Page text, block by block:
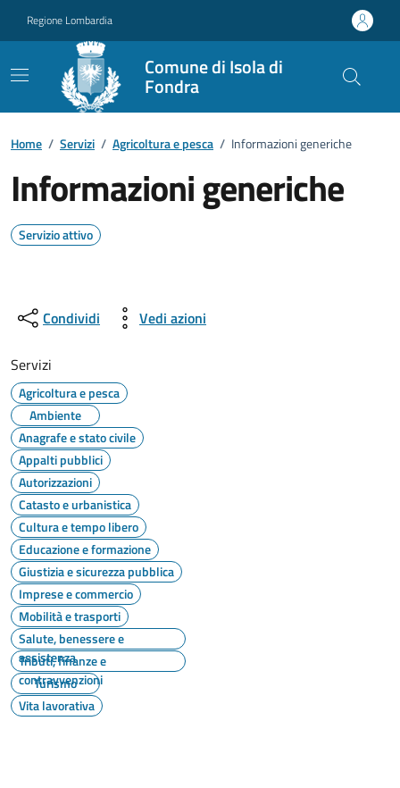
Regione Lombardia
Comune di Isola di
Fondra
Home / Servizi / Agricoltura e pesca / Informazioni generiche
Informazioni generiche
Servizio attivo
Condividi Vedi azioni
Servizi
Agricoltura e pesca
Ambiente
Anagrafe e stato civile
Appalti pubblici
Autorizzazioni
Catasto e urbanistica
Cultura e tempo libero
Educazione e formazione
Giustizia e sicurezza pubblica
Imprese e commercio
Mobilità e trasporti
Salute, benessere e
assistenza
Tributi, finanze e
contravvenzioni
Turismo
Vita lavorativa